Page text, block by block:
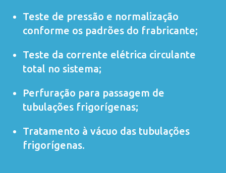
Teste de pressão e normalização
conforme os padrões do frabricante;
Teste da corrente elétrica circulante
total no sistema;
Perfuração para passagem de
tubulações frigorígenas;
Tratamento à vácuo das tubulações
frigorígenas.